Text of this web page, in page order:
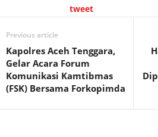
tweet
Previous article
Kapolres Aceh Tenggara,
Gelar Acara Forum
Komunikasi Kamtibmas
(FSK) Bersama Forkopimda